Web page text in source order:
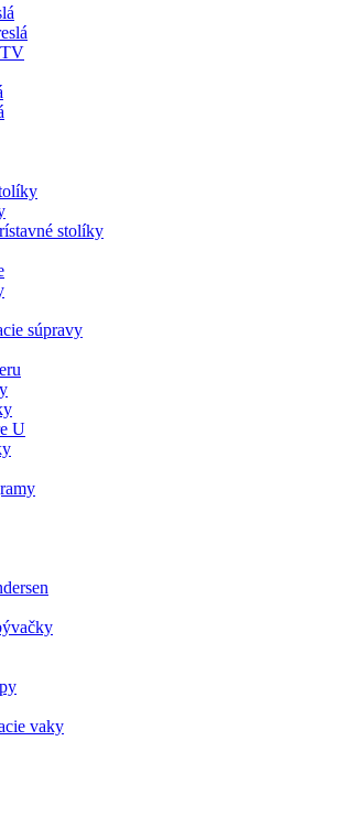
TV
stolíky
súpravy
U
vaky